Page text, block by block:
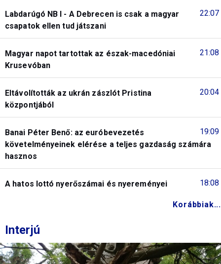
22:07
Labdarúgó NB I - A Debrecen is csak a magyar
csapatok ellen tud játszani
21:08
Magyar napot tartottak az észak-macedóniai
Krusevóban
20:04
Eltávolították az ukrán zászlót Pristina
központjából
19:09
Banai Péter Benő: az euróbevezetés
követelményeinek elérése a teljes gazdaság számára
hasznos
18:08
A hatos lottó nyerőszámai és nyereményei
Korábbiak...
Interjú